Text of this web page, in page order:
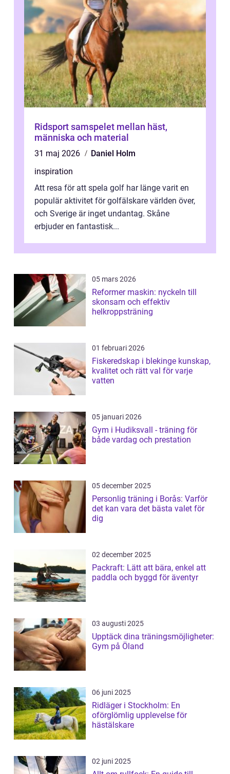
Ridsport samspelet mellan häst,
människa och material
31 maj 2026
Daniel Holm
inspiration
Att resa för att spela golf har länge varit en
populär aktivitet för golfälskare världen över,
och Sverige är inget undantag. Skåne
erbjuder en fantastisk...
05 mars 2026
Reformer maskin: nyckeln till
skonsam och effektiv
helkroppsträning
01 februari 2026
Fiskeredskap i blekinge kunskap,
kvalitet och rätt val för varje
vatten
05 januari 2026
Gym i Hudiksvall - träning för
både vardag och prestation
05 december 2025
Personlig träning i Borås: Varför
det kan vara det bästa valet för
dig
02 december 2025
Packraft: Lätt att bära, enkel att
paddla och byggd för äventyr
03 augusti 2025
Upptäck dina träningsmöjligheter:
Gym på Öland
06 juni 2025
Ridläger i Stockholm: En
oförglömlig upplevelse för
hästälskare
02 juni 2025